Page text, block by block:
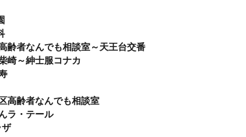
者なんでも相談室～天王台交番
崎～紳士服コナカ
高齢者なんでも相談室
ラ・テール